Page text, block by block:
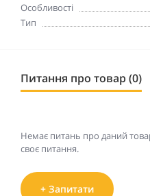
Особливості
Тип
Питання про товар (0)
Немає питань про даний
своє питання.
+ Запитати